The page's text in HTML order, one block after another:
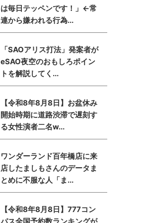
は毎日テッペンです！」←常
連から嫌われる行為...
「SAOアリス打法」発案者が
eSAO夜空のおもしろポイン
トを解説してく...
【令和8年8月8日】お盆休み
開始時期に道路渋滞で遅刻す
る女性演者二名w...
ワンダーランド百年橋店に来
店したましもさんのデータま
とめに不服な人「ま...
【令和8年8月8日】777コン